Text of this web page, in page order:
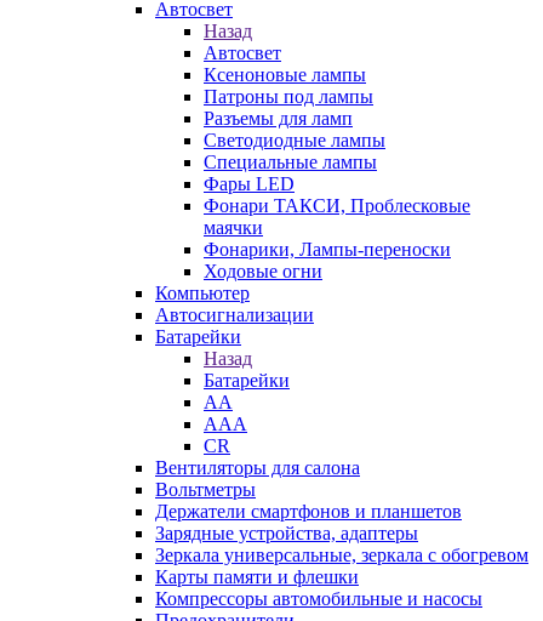
Автосвет
Назад
Автосвет
Ксеноновые лампы
Патроны под лампы
Разъемы для ламп
Светодиодные лампы
Специальные лампы
Фары LED
Фонари ТАКСИ, Проблесковые
маячки
Фонарики, Лампы-переноски
Ходовые огни
Компьютер
Автосигнализации
Батарейки
Назад
Батарейки
AA
AAA
CR
Вентиляторы для салона
Вольтметры
Держатели смартфонов и планшетов
Зарядные устройства, адаптеры
Зеркала универсальные, зеркала с обогревом
Карты памяти и флешки
Компрессоры автомобильные и насосы